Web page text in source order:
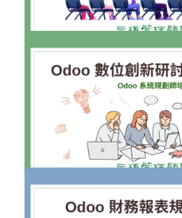
Odoo 數位創新研討會 - 第二季
購買後有效期限：課程下架時
496
11
Odoo 數位創新研討會 - 第一季